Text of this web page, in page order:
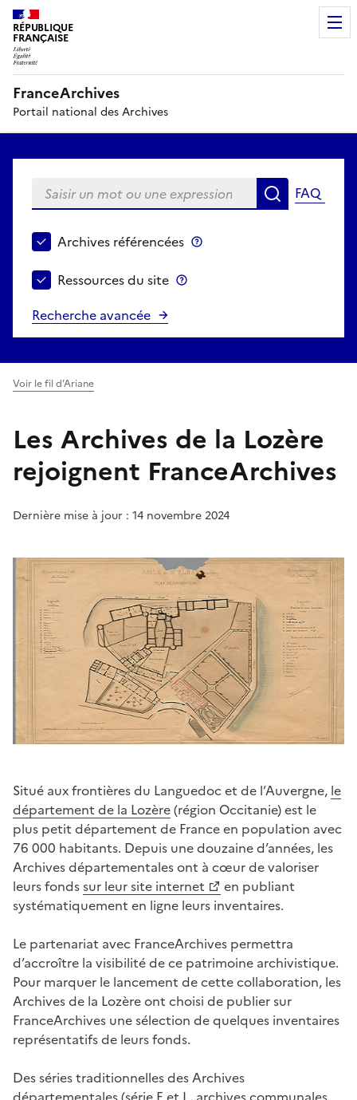
RÉPUBLIQUE
FRANÇAISE
FranceArchives
Portail national des Archives
Saisir un mot ou une expression Rechercher
FAQ
Choisir le périmètre de recherche
Archives référencées
Ressources du site
Recherche avancée
Voir le fil d’Ariane
Les Archives de la Lozère
rejoignent FranceArchives
Dernière mise à jour : 14 novembre 2024
Situé aux frontières du Languedoc et de l’Auvergne, le
département de la Lozère(région Occitanie) est le
plus petit département de France en population avec
76 000 habitants. Depuis une douzaine d’années, les
Archives départementales ont à cœur de valoriser
leurs fondssur leur site internet
en publiant
systématiquement en ligne leurs inventaires.
Le partenariat avec FranceArchives permettra
d’accroître la visibilité de ce patrimoine archivistique.
Pour marquer le lancement de cette collaboration, les
Archives de la Lozère ont choisi de publier sur
FranceArchives une sélection de quelques inventaires
représentatifs de leurs fonds.
Des séries traditionnelles des Archives